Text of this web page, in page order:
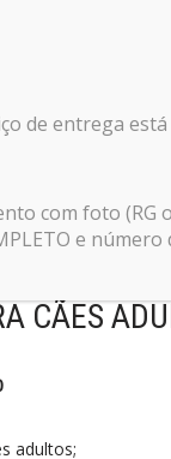
CÃES
adultos;
de entrega
com foto (RG
e